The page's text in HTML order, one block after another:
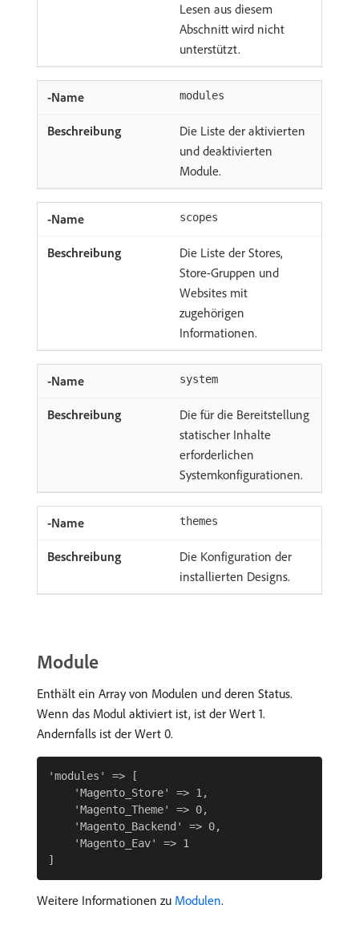
Lesen aus diesem
Abschnitt wird nicht
unterstützt.
modules
Die Liste der aktivierten
und deaktivierten
Module.
scopes
Die Liste der Stores,
Store-Gruppen und
Websites mit
zugehörigen
Informationen.
system
Die für die Bereitstellung
statischer Inhalte
erforderlichen
Systemkonfigurationen.
themes
Die Konfiguration der
installierten Designs.
Module
Enthält ein Array von Modulen und deren Status.
Wenn das Modul aktiviert ist, ist der Wert 1.
Andernfalls ist der Wert 0.
'modules' => [
    'Magento_Store' => 1,
    'Magento_Theme' => 0,
    'Magento_Backend' => 0,
    'Magento_Eav' => 1
Weitere Informationen zu Modulen.